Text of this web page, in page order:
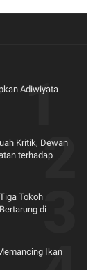
Adiwiyata
Kritik, Dewan
terhadap
Tokoh
di
Ikan